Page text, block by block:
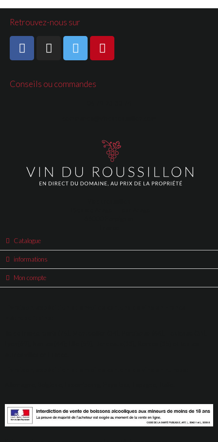
Retrouvez-nous sur
Conseils ou commandes
Catalogue
informations
Mon compte